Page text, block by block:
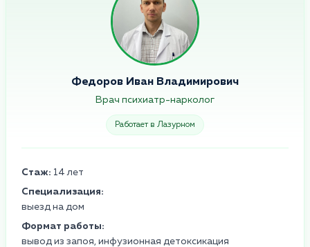
Федоров Иван Владимирович
Врач психиатр-нарколог
Работает в Лазурном
Стаж: 14 лет
Специализация:
выезд на дом
Формат работы:
вывод из запоя, инфузионная детоксикация